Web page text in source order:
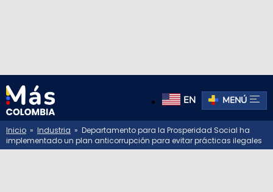
EN MENÚ
Inicio » Industria » Departamento para la Prosperidad Social ha
implementado un plan anticorrupción para evitar prácticas ilegales